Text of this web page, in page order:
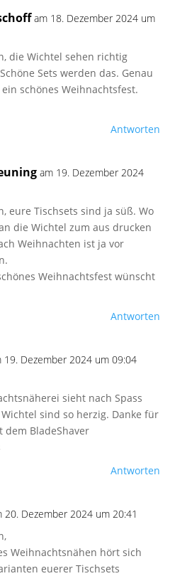
am 18. Dezember 2024 um
die Wichtel sehen richtig
Sets werden das. Genau
schönes Weihnachtsfest.
Antworten
am 19. Dezember 2024
eure Tischsets sind ja süß. Wo
die Wichtel zum aus drucken
Weihnachten ist ja vor
Weihnachtsfest wünscht
Antworten
19. Dezember 2024 um 09:04
sieht nach Spass
sind so herzig. Danke für
dem BladeShaver
Antworten
20. Dezember 2024 um 20:41
Weihnachtsnähen hört sich
euerer Tischsets